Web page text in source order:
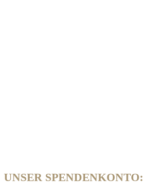
UNSER SPENDENKONTO: